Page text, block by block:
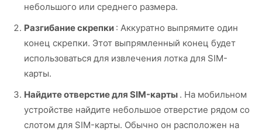
небольшого или среднего размера.
Разгибание скрепки : Аккуратно выпрямите один
конец скрепки. Этот выпрямленный конец будет
использоваться для извлечения лотка для SIM-
карты.
Найдите отверстие для SIM-карты . На мобильном
устройстве найдите небольшое отверстие рядом со
слотом для SIM-карты. Обычно он расположен на